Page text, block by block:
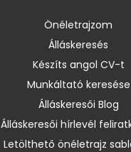
Önéletrajzom
Álláskeresés
Készíts angol CV-t
Munkáltató keresése
Álláskeresői Blog
Álláskeresői hírlevél
Letölthető önéletrajz